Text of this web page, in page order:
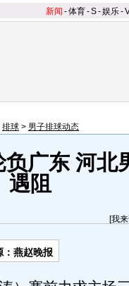
新闻 -体育-S-娱乐-
排球 > 男子排球动态
广东 河北
遇阻
[我
：燕赵晚报